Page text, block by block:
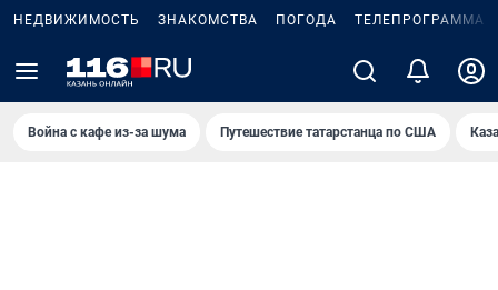
НЕДВИЖИМОСТЬ ЗНАКОМСТВА ПОГОДА ТЕЛЕПРОГРАММА
Война с кафе из-за шума Путешествие татарстанца по США